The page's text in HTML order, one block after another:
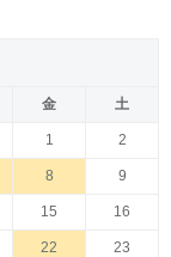
金 土
1 2
8 9
15 16
22 23